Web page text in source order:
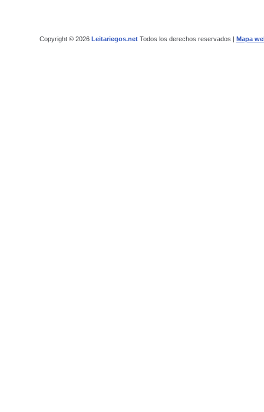
Copyright © 2026 Leitariegos.netTodos los derechos reservados | Mapa